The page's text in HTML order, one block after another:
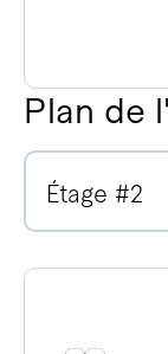
Plan de
Étage #2